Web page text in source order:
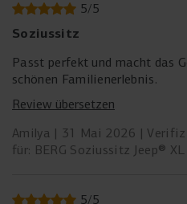
5/5
Soziussitz
Passt perfekt und macht das
schönen Familienerlebnis.
Review übersetzen
Amilya
31 Mai 2026
für: BERG Soziussitz Jeep® XL
5/5